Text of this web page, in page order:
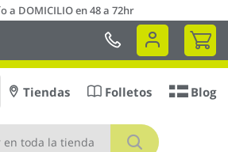
a DOMICILIO en 48 a 72hr
Mi
Buscar
Tiendas Folletos Blog